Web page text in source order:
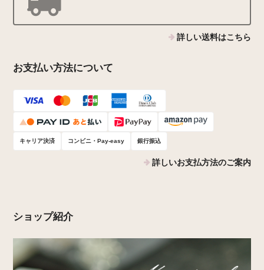
詳しい送料はこちら
お支払い方法について
キャリア決済 コンビニ・Pay-easy 銀行振込
詳しいお支払方法のご案内
ショップ紹介